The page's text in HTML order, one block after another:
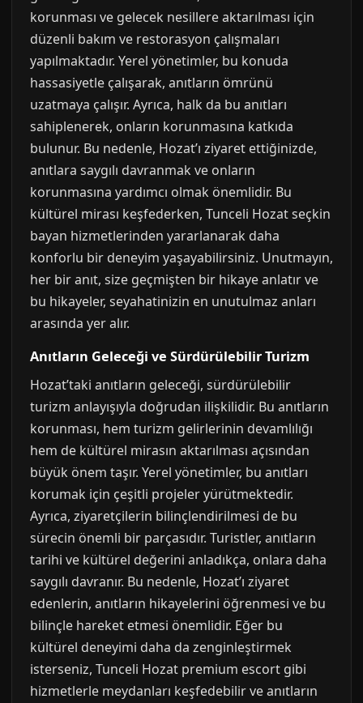
korunması ve gelecek nesillere aktarılması için
düzenli bakım ve restorasyon çalışmaları
yapılmaktadır. Yerel yönetimler, bu konuda
hassasiyetle çalışarak, anıtların ömrünü
uzatmaya çalışır. Ayrıca, halk da bu anıtları
sahiplenerek, onların korunmasına katkıda
bulunur. Bu nedenle, Hozat’ı ziyaret ettiğinizde,
anıtlara saygılı davranmak ve onların
korunmasına yardımcı olmak önemlidir. Bu
kültürel mirası keşfederken, Tunceli Hozat seçkin
bayan hizmetlerinden yararlanarak daha
konforlu bir deneyim yaşayabilirsiniz. Unutmayın,
her bir anıt, size geçmişten bir hikaye anlatır ve
bu hikayeler, seyahatinizin en unutulmaz anları
arasında yer alır.
Anıtların Geleceği ve Sürdürülebilir Turizm
Hozat’taki anıtların geleceği, sürdürülebilir
turizm anlayışıyla doğrudan ilişkilidir. Bu anıtların
korunması, hem turizm gelirlerinin devamlılığı
hem de kültürel mirasın aktarılması açısından
büyük önem taşır. Yerel yönetimler, bu anıtları
korumak için çeşitli projeler yürütmektedir.
Ayrıca, ziyaretçilerin bilinçlendirilmesi de bu
sürecin önemli bir parçasıdır. Turistler, anıtların
tarihi ve kültürel değerini anladıkça, onlara daha
saygılı davranır. Bu nedenle, Hozat’ı ziyaret
edenlerin, anıtların hikayelerini öğrenmesi ve bu
bilinçle hareket etmesi önemlidir. Eğer bu
kültürel deneyimi daha da zenginleştirmek
isterseniz, Tunceli Hozat premium escort gibi
hizmetlerle meydanları keşfedebilir ve anıtların